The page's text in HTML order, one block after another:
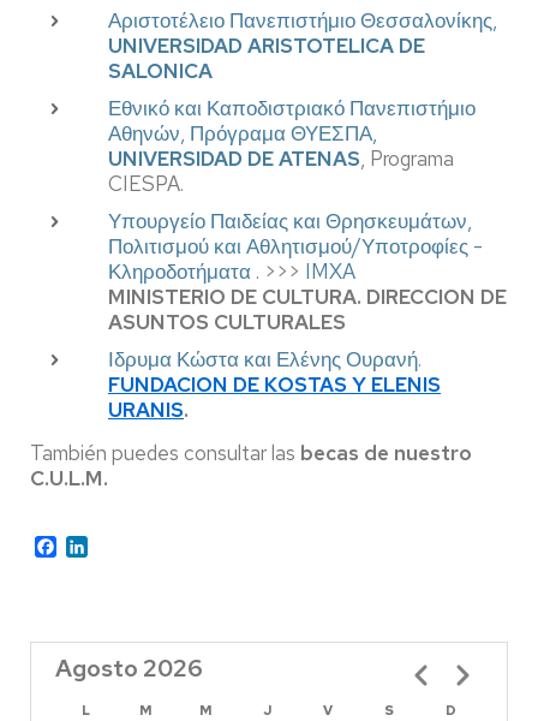
Αριστοτέλειο Πανεπιστήμιο Θεσσαλονίκης,
UNIVERSIDAD ARISTOTELICA DE
SALONICA
Εθνικό και Καποδιστριακό Πανεπιστήμιο
Αθηνών, Πρόγραμα ΘΥΕΣΠΑ,
UNIVERSIDAD DE ATENAS, Programa
CIESPA.
Υπουργείο Παιδείας και Θρησκευμάτων,
Πολιτισμού και Αθλητισμού/Υποτροφίες -
Κληροδοτήματα . >>> IMXA
MINISTERIO DE CULTURA. DIRECCION DE
ASUNTOS CULTURALES
Ιδρυμα Κώστα και Ελένης Ουρανή.
FUNDACION DE KOSTAS Y ELENIS
URANIS.
También puedes consultar las becas de nuestro
C.U.L.M.
Facebook
Agosto 2026
L M M J V S
D
Paginación